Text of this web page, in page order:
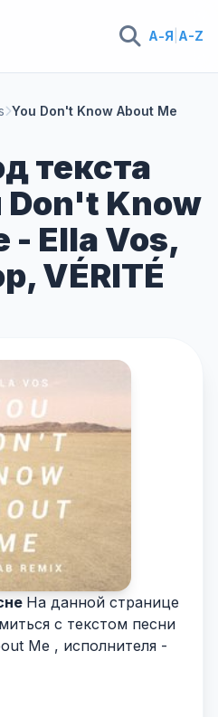
А-Я A-Z
You Don't Know About Me
текста
Don't Know
- Ella Vos,
VÉRITÉ
На данной странице
с текстом песни
Me , исполнителя -